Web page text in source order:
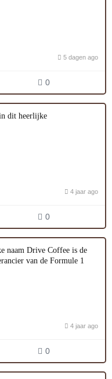
5 dagen ago
0
dit heerlijke
4 jaar ago
0
naam Drive Coffee is de
van de Formule 1
4 jaar ago
0